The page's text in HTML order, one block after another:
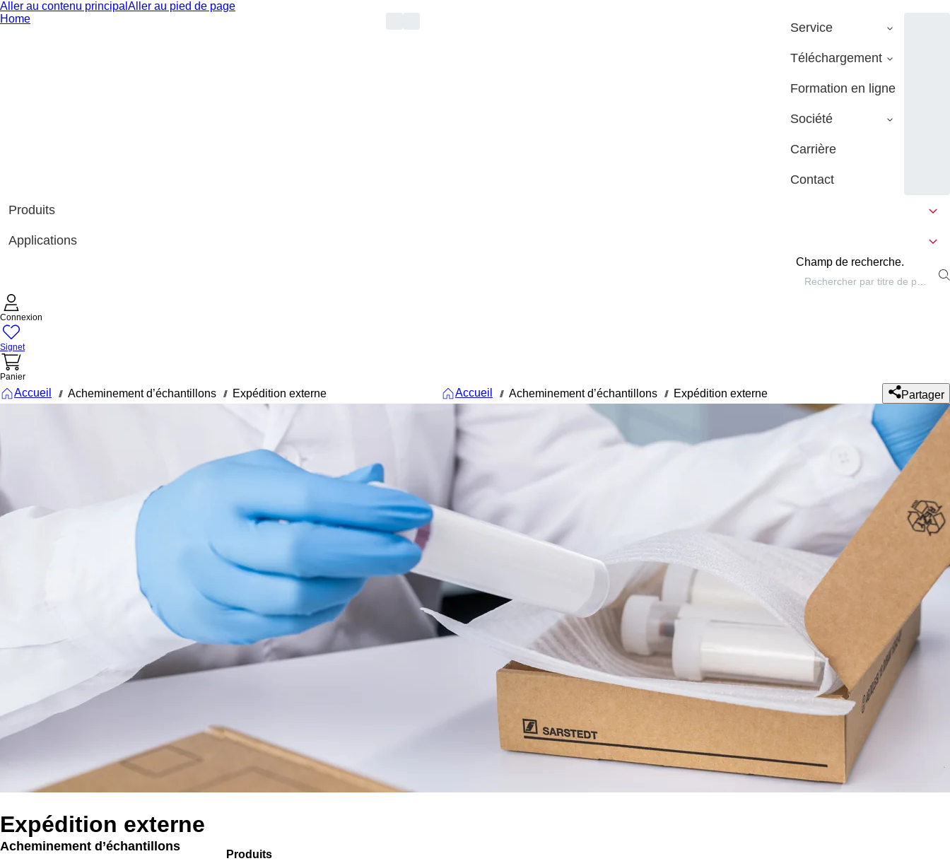
Aller au contenu principal Aller au pied de page
Home
Service
Téléchargement
Formation en ligne
Société
Carrière
Contact
Produits
Applications
Champ de recherche.
Connexion
Signet
Panier
Accueil /// Acheminement d’échantillons /// Expédition externe Accueil /// Acheminement d’échantillons /// Expédition externe Partager
Expédition externe
Acheminement d’échantillons
Produits